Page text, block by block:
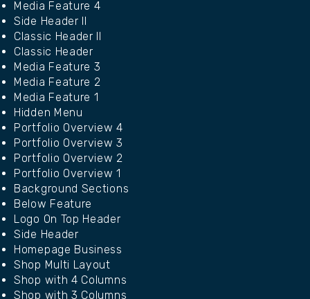
Media Feature 4
Side Header II
Classic Header II
Classic Header
Media Feature 3
Media Feature 2
Media Feature 1
Hidden Menu
Portfolio Overview 4
Portfolio Overview 3
Portfolio Overview 2
Portfolio Overview 1
Background Sections
Below Feature
Logo On Top Header
Side Header
Homepage Business
Shop Multi Layout
Shop with 4 Columns
Shop with 3 Columns